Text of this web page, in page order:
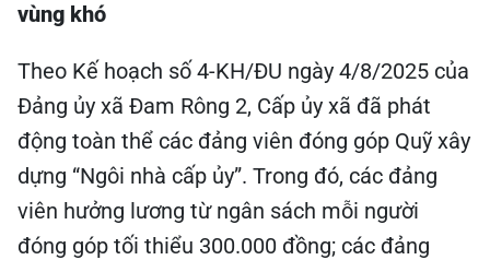
vùng khó
Theo Kế hoạch số 4-KH/ĐU ngày 4/8/2025 của
Đảng ủy xã Đam Rông 2, Cấp ủy xã đã phát
động toàn thể các đảng viên đóng góp Quỹ xây
dựng “Ngôi nhà cấp ủy”. Trong đó, các đảng
viên hưởng lương từ ngân sách mỗi người
đóng góp tối thiểu 300.000 đồng; các đảng